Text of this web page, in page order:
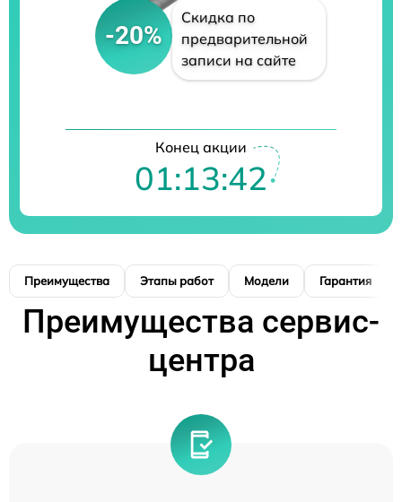
-20%
Скидка по
предварительной
записи на сайте
Конец акции
01:13:42
Преимущества Этапы работ Модели Гарантия
Преимущества сервис-
центра